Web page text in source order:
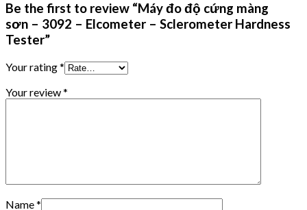
Be the first to review “Máy đo độ cứng màng
sơn – 3092 – Elcometer – Sclerometer Hardness
Tester”
Your rating*
Your review*
Name*